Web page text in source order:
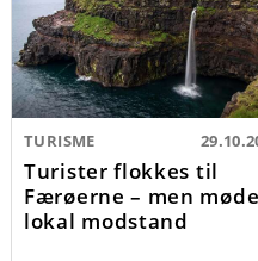
TURISME
Turister flokkes til
Færøerne – men
lokal modstand